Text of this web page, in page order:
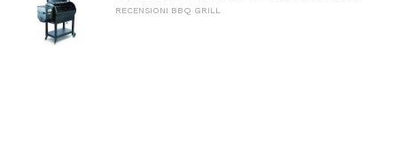
RECENSIONI BBQ GRILL